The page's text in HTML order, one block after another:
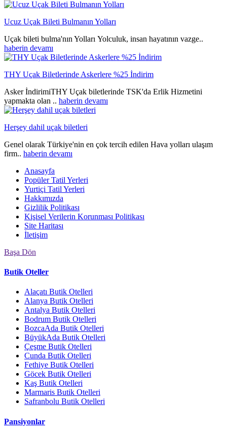
Ucuz Uçak Bileti Bulmanın Yolları
Uçak bileti bulma'nın Yolları Yolculuk, insan hayatının vazge..
haberin devamı
THY Uçak Biletlerinde Askerlere %25 İndirim
Asker İndirimiTHY Uçak biletlerinde TSK'da Erlik Hizmetini
yapmakta olan .. haberin devamı
Herşey dahil uçak biletleri
Genel olarak Türkiye'nin en çok tercih edilen Hava yolları ulaşım
firm.. haberin devamı
Anasayfa
Popüler Tatil Yerleri
Yurtiçi Tatil Yerleri
Hakkımızda
Gizlilik Politikası
Kişisel Verilerin Korunması Politikası
Site Haritası
İletişim
Başa Dön
Butik Oteller
Alaçatı Butik Otelleri
Alanya Butik Otelleri
Antalya Butik Otelleri
Bodrum Butik Otelleri
BozcaAda Butik Otelleri
BüyükAda Butik Otelleri
Çeşme Butik Otelleri
Cunda Butik Otelleri
Fethiye Butik Otelleri
Göcek Butik Otelleri
Kaş Butik Otelleri
Marmaris Butik Otelleri
Safranbolu Butik Otelleri
Pansiyonlar